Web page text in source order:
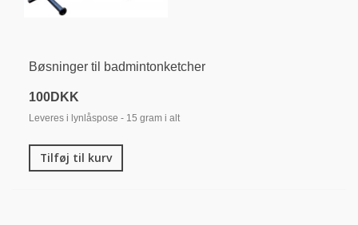
Bøsninger til badmintonketcher
100DKK
Leveres i lynlåspose - 15 gram i alt
Tilføj til kurv